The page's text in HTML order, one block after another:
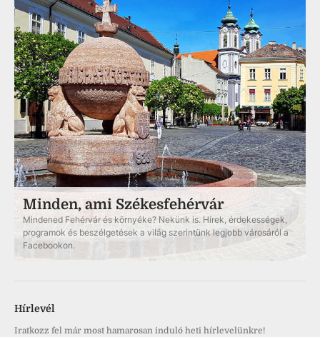
Minden, ami Székesfehérvár
Mindened Fehérvár és környéke? Nekünk is. Hírek, érdekességek,
programok és beszélgetések a világ szerintünk legjobb városáról a
Facebookon.
Hírlevél
Iratkozz fel már most hamarosan induló heti hírlevelünkre!